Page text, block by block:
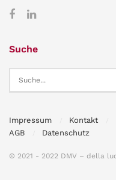
Suche
Impressum Kontakt
AGB
Datenschutz
© 2021 - 2022 DMV – della